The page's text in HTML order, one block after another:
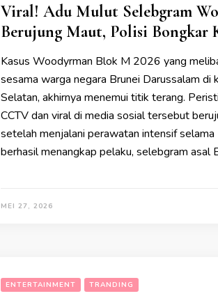
Viral! Adu Mulut Selebgram
Berujung Maut, Polisi Bongkar
Kasus Woodyrman Blok M 2026 yang
sesama warga negara Brunei Darussalam di
Selatan, akhirnya menemui titik terang.
CCTV dan viral di media sosial tersebut
setelah menjalani perawatan intensif selama
berhasil menangkap pelaku, selebgram asal
MEI 27, 2026
ENTERTAINMENT TRANDING